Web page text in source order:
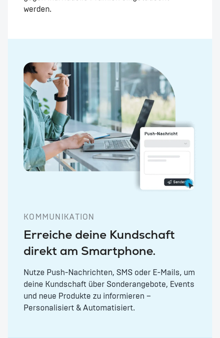
werden.
KOMMUNIKATION
Erreiche deine Kundschaft
direkt am Smartphone.
Nutze Push-Nachrichten, SMS oder E-Mails, um
deine Kundschaft über Sonderangebote, Events
und neue Produkte zu informieren –
Personalisiert & Automatisiert.